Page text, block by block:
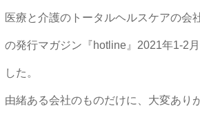
医療と介護のトータルヘルスケアの会
の発行マガジン『hotline』2021年1-2
した。
由緒ある会社のものだけに、大変あり